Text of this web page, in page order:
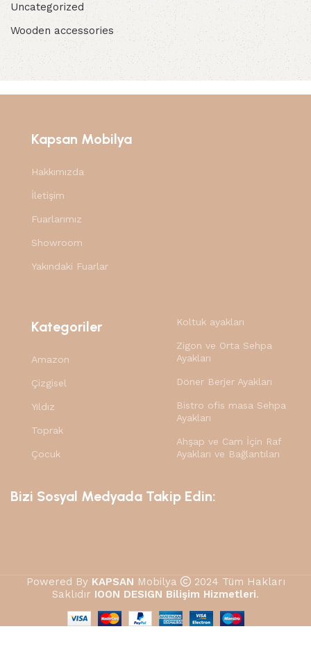
Uncategorized
Wooden accessories
Kapsan Mobilya
Hakkımızda
İletişim
Fuarlarımız
Showroom
Yakındaki Fuarlar
Kategoriler
Amazon
Çizgisel
Yıldız
Toprak
Çocuk
Koltuk ayakları
Zigon ve Orta Sehpa
Ayakları
Döner Berjer Ayakları
Bistro ofis masa Sehpa
Ayakları
Ahşap ve Cam İçin Raf
Ayakları ve Bağlantıları
Bizi Sosyal Medyada Takip Edin:
Powered By KAPSAN Mobilya
2024 Tüm Hakları
Saklıdır IOON DESIGN Bilişim Hizmetleri.